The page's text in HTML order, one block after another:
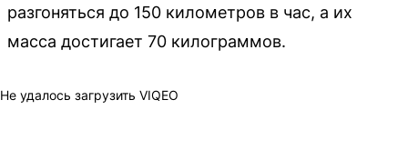
разгоняться до 150 километров в час, а их
масса достигает 70 килограммов.
Не удалось загрузить VIQEO